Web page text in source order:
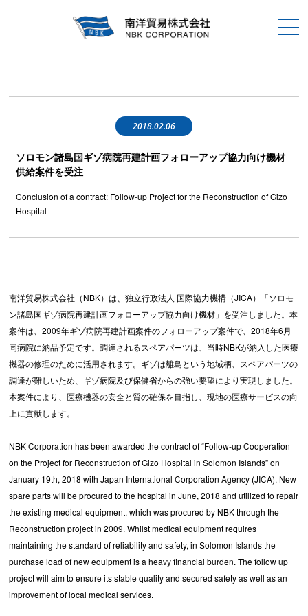
2018.02.06
ソロモン諸島国ギゾ病院再建計画フォローアップ協力向け機材
供給案件を受注
Conclusion of a contract: Follow-up Project for the Reconstruction of Gizo
Hospital
南洋貿易株式会社（NBK）は、独立行政法人 国際協力機構（JICA）「ソロモ
ン諸島国ギゾ病院再建計画フォローアップ協力向け機材」を受注しました。本
案件は、2009年ギゾ病院再建計画案件のフォローアップ案件で、2018年6月
同病院に納品予定です。調達されるスペアパーツは、当時NBKが納入した医療
機器の修理のために活用されます。ギゾは離島という地域柄、スペアパーツの
調達が難しいため、ギゾ病院及び保健省からの強い要望により実現しました。
本案件により、医療機器の安全と質の確保を目指し、現地の医療サービスの向
上に貢献します。
NBK Corporation has been awarded the contract of “Follow-up Cooperation
on the Project for Reconstruction of Gizo Hospital in Solomon Islands” on
January 19th, 2018 with Japan International Corporation Agency (JICA). New
spare parts will be procured to the hospital in June, 2018 and utilized to repair
the existing medical equipment, which was procured by NBK through the
Reconstruction project in 2009. Whilst medical equipment requires
maintaining the standard of reliability and safety, in Solomon Islands the
purchase load of new equipment is a heavy financial burden. The follow up
project will aim to ensure its stable quality and secured safety as well as an
improvement of local medical services.